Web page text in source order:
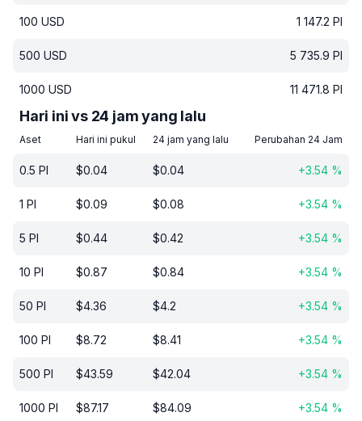
100 USD 1 147.2 PI
500 USD 5 735.9 PI
1000 USD 11 471.8 PI
Hari ini vs 24 jam yang lalu
Aset Hari ini pukul 24 jam yang lalu Perubahan 24 Jam
0.5 PI $0.04 $0.04 +3.54 %
1 PI $0.09 $0.08 +3.54 %
5 PI $0.44 $0.42 +3.54 %
10 PI $0.87 $0.84 +3.54 %
50 PI $4.36 $4.2 +3.54 %
100 PI $8.72 $8.41 +3.54 %
500 PI $43.59 $42.04 +3.54 %
1000 PI $87.17 $84.09 +3.54 %